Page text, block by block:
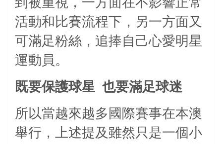
活動和比賽流程下，另一方面又
可滿足粉絲，追捧自己心愛明星
運動員。
既要保護球星 也要滿足球迷
所以當越來越多國際賽事在本澳
舉行，上述提及雖然只是一個小